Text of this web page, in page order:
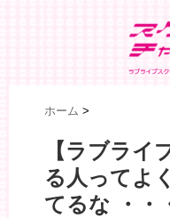
ホーム >
【ラブライ
る人ってよ
てるな ・・